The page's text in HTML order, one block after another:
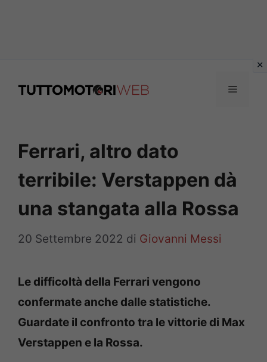
Menu
Ferrari, altro dato
terribile: Verstappen dà
una stangata alla Rossa
20 Settembre 2022 di Giovanni Messi
Le difficoltà della Ferrari vengono
confermate anche dalle statistiche.
Guardate il confronto tra le vittorie di Max
Verstappen e la Rossa.